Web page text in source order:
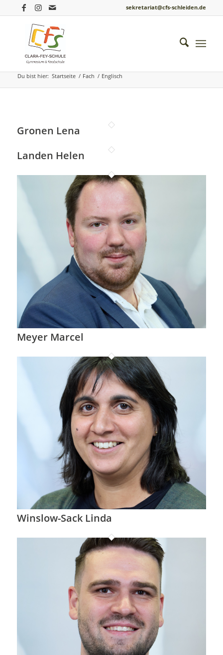
sekretariat@cfs-schleiden.de
Archiv für: Englisch
Du bist hier: Startseite / Fach / Englisch
Gronen Lena
Landen Helen
Meyer Marcel
Winslow-Sack Linda